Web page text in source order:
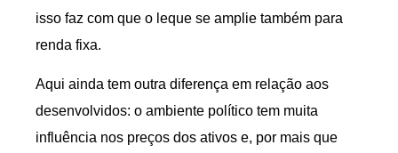
isso faz com que o leque se amplie também para
renda fixa.
Aqui ainda tem outra diferença em relação aos
desenvolvidos: o ambiente político tem muita
influência nos preços dos ativos e, por mais que